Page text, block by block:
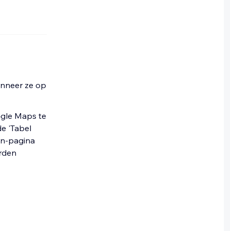
ze op
Maps te
'Tabel
pagina